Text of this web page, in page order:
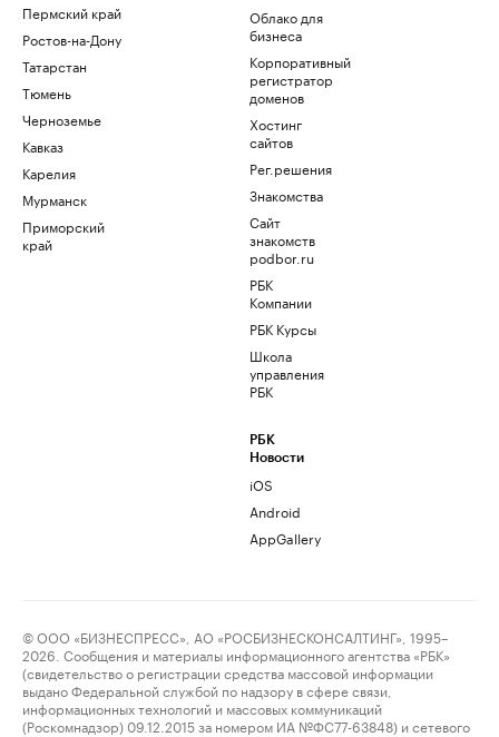
Пермский край
Ростов-на-Дону
Татарстан
Тюмень
Черноземье
Кавказ
Карелия
Мурманск
Приморский
край
Облако для
бизнеса
Корпоративный
регистратор
доменов
Хостинг
сайтов
Рег.решения
Знакомства
Сайт
знакомств
podbor.ru
РБК
Компании
РБК Курсы
Школа
управления
РБК
РБК
Новости
iOS
Android
AppGallery
© ООО «БИЗНЕСПРЕСС», АО «РОСБИЗНЕСКОНСАЛТИНГ», 1995–
2026. Сообщения и материалы информационного агентства «РБК»
(свидетельство о регистрации средства массовой информации
выдано Федеральной службой по надзору в сфере связи,
информационных технологий и массовых коммуникаций
(Роскомнадзор) 09.12.2015 за номером ИА №ФС77-63848) и сетевого